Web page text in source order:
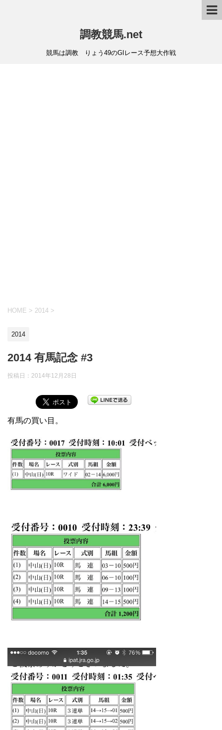
調教競馬.net
競馬は調教 りょう49のGIレース予想大作戦
HOME > 2014 >
2014
2014 有馬記念 #3
投稿日： 2014年12月28日
有馬の買い目。